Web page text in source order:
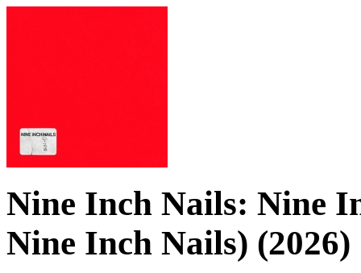
Nine Inch Nails: Nine
Nine Inch Nails) (2026)